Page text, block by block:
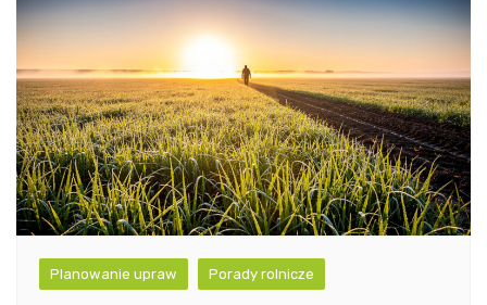
Planowanie upraw Porady rolnicze